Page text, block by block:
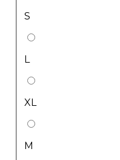
S
L
XL
M